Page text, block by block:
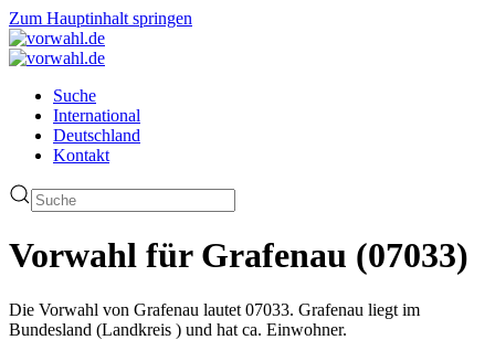
Zum Hauptinhalt springen
Suche
International
Deutschland
Kontakt
Vorwahl für Grafenau (07033)
Die Vorwahl von Grafenau lautet 07033. Grafenau liegt im
Bundesland (Landkreis ) und hat ca. Einwohner.